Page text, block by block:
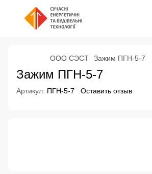
ООО СЭСТ Зажим ПГН-5-7
Зажим ПГН-5-7
Артикул: ПГН-5-7 Оставить отзыв